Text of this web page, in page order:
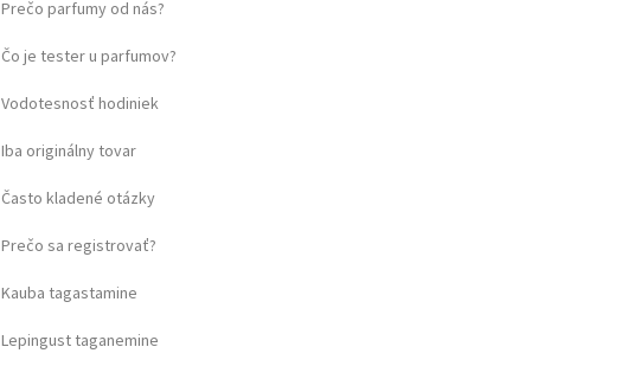
Prečo parfumy od nás?
Čo je tester u parfumov?
Vodotesnosť hodiniek
Iba originálny tovar
Často kladené otázky
Prečo sa registrovať?
Kauba tagastamine
Lepingust taganemine